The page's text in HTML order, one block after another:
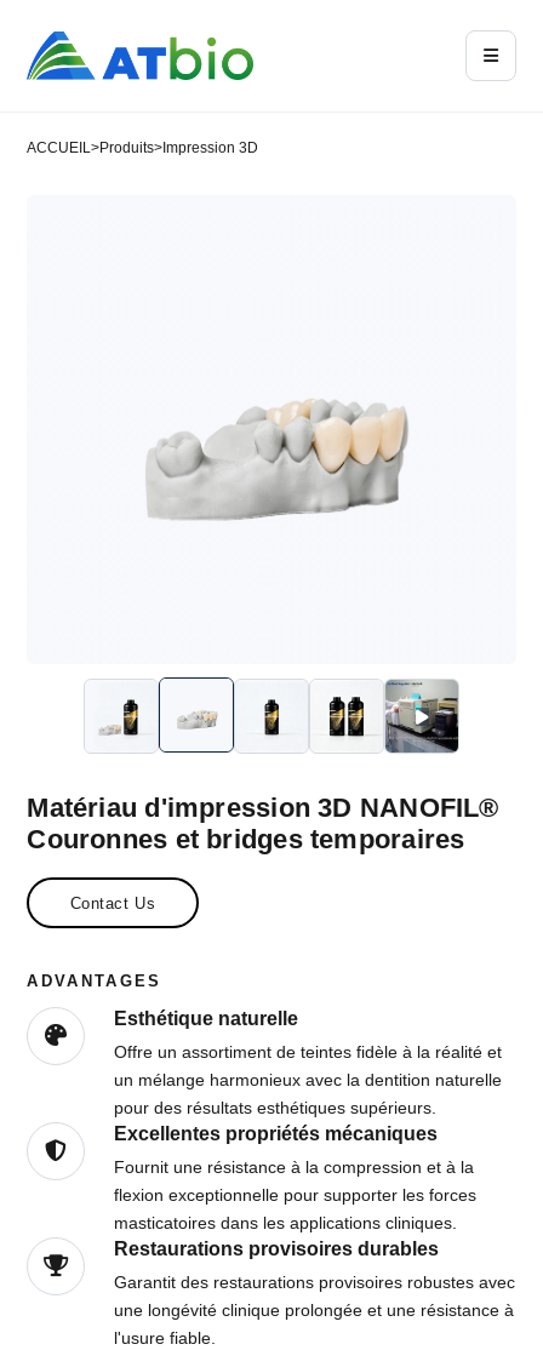
ACCUEIL>Produits> Impression 3D
Matériau d'impression 3D NANOFIL®
Couronnes et bridges temporaires
Contact Us
ADVANTAGES
Esthétique naturelle
Offre un assortiment de teintes fidèle à la réalité et
un mélange harmonieux avec la dentition naturelle
pour des résultats esthétiques supérieurs.
Excellentes propriétés mécaniques
Fournit une résistance à la compression et à la
flexion exceptionnelle pour supporter les forces
masticatoires dans les applications cliniques.
Restaurations provisoires durables
Garantit des restaurations provisoires robustes avec
une longévité clinique prolongée et une résistance à
l'usure fiable.